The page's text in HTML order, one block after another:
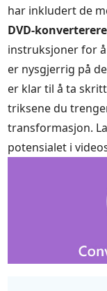
har inkludert de
DVD-konverterere
instruksjoner for
er nysgjerrig på
er klar til å ta
triksene du
transformasjon.
potensialet i